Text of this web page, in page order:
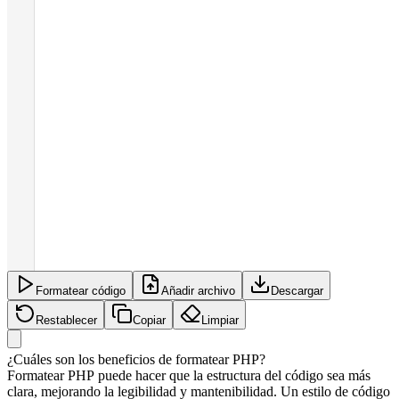
Formatear código Añadir archivo Descargar
Restablecer Copiar Limpiar
¿Cuáles son los beneficios de formatear PHP?
Formatear PHP puede hacer que la estructura del código sea más
clara, mejorando la legibilidad y mantenibilidad. Un estilo de código